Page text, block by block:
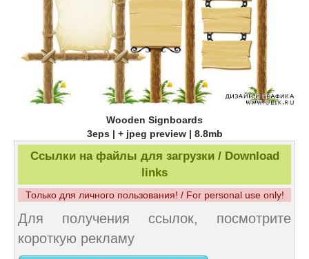
Wooden Signboards
3eps | + jpeg preview | 8.8mb
Ссылки на файлы для загрузки / Download
links
Только для личного пользования! / For personal use only!
Для получения ссылок, посмотрите
короткую рекламу